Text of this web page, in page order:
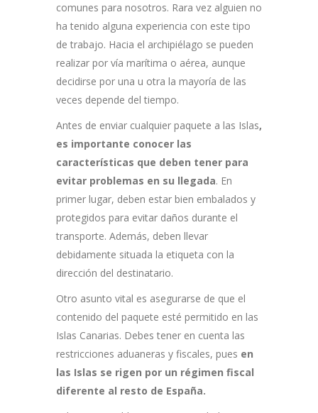
comunes para nosotros. Rara vez alguien no
ha tenido alguna experiencia con este tipo
de trabajo. Hacia el archipiélago se pueden
realizar por vía marítima o aérea, aunque
decidirse por una u otra la mayoría de las
veces depende del tiempo.
Antes de enviar cualquier paquete a las Islas,
es importante conocer las
características que deben tener para
evitar problemas en su llegada. En
primer lugar, deben estar bien embalados y
protegidos para evitar daños durante el
transporte. Además, deben llevar
debidamente situada la etiqueta con la
dirección del destinatario.
Otro asunto vital es asegurarse de que el
contenido del paquete esté permitido en las
Islas Canarias. Debes tener en cuenta las
restricciones aduaneras y fiscales, pues en
las Islas se rigen por un régimen fiscal
diferente al resto de España.